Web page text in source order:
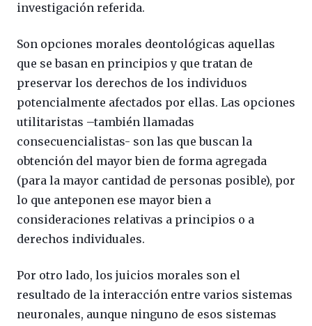
investigación referida.
Son opciones morales deontológicas aquellas
que se basan en principios y que tratan de
preservar los derechos de los individuos
potencialmente afectados por ellas. Las opciones
utilitaristas –también llamadas
consecuencialistas- son las que buscan la
obtención del mayor bien de forma agregada
(para la mayor cantidad de personas posible), por
lo que anteponen ese mayor bien a
consideraciones relativas a principios o a
derechos individuales.
Por otro lado, los juicios morales son el
resultado de la interacción entre varios sistemas
neuronales, aunque ninguno de esos sistemas